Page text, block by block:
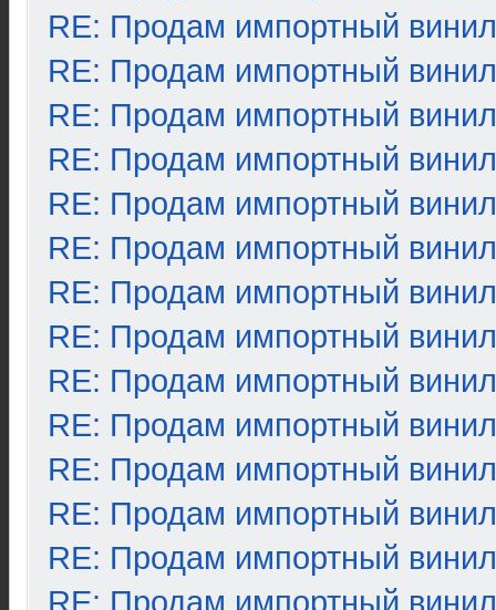
RE: Продам импортный винил
RE: Продам импортный винил
RE: Продам импортный винил
RE: Продам импортный винил
RE: Продам импортный винил
RE: Продам импортный винил
RE: Продам импортный винил
RE: Продам импортный винил
RE: Продам импортный винил
RE: Продам импортный винил
RE: Продам импортный винил
RE: Продам импортный винил
RE: Продам импортный винил
RE: Продам импортный винил